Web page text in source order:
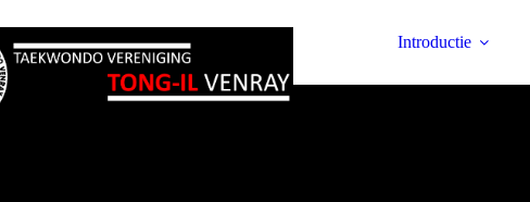
Introductie